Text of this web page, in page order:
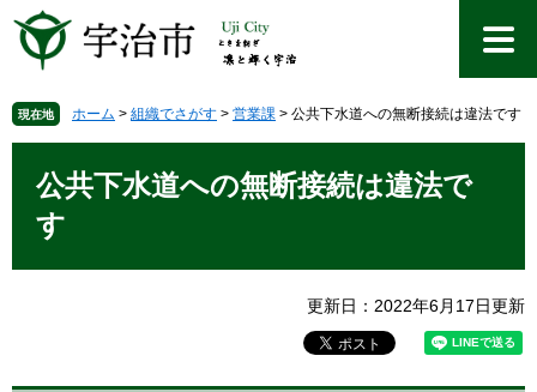
先を 現在地 ホーム > 組織でさがす > 営業課 > 公共下水道への無断接続は違法です
公共下水道への無断接続は違法で
す
更新日：2022年6月17日更新